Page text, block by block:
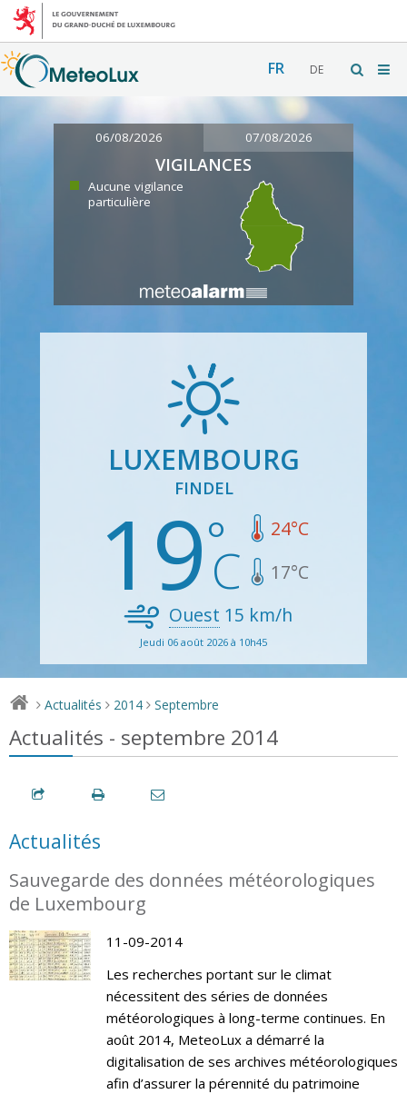
FR DE
06/08/2026 07/08/2026
VIGILANCES
Aucune vigilance
particulière
LUXEMBOURG
FINDEL
19 24°C
17°C
Ouest 15 km/h
Jeudi 06 août 2026 à 10h45
> Actualités > 2014 > Septembre
Actualités - septembre 2014
Actualités
Sauvegarde des données météorologiques
de Luxembourg
11-09-2014
Les recherches portant sur le climat
nécessitent des séries de données
météorologiques à long-terme continues. En
août 2014, MeteoLux a démarré la
digitalisation de ses archives météorologiques
afin d’assurer la pérennité du patrimoine